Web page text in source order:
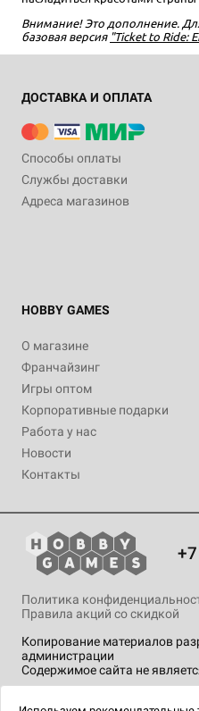
Внимание! Это дополнение.
базовая версия "Ticket to Ride:
ДОСТАВКА И ОПЛАТА
Способы оплаты
Службы доставки
Адреса магазинов
HOBBY GAMES
О магазине
Франчайзинг
Игры оптом
Корпоративные подарки
Работа у нас
Новости
Контакты
Копирование материалов
администрации
Содержимое сайта не
Политика
Правила акций со скидкой
технологии .